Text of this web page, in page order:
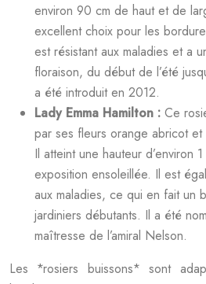
environ 90 cm de haut et de
excellent choix pour les
est résistant aux maladies et a
floraison, du début de l’été
a été introduit en 2012.
Lady Emma Hamilton : Ce
par ses fleurs orange abricot
Il atteint une hauteur d’environ
exposition ensoleillée. Il est
aux maladies, ce qui en fait un
jardiniers débutants. Il a été
maîtresse de l’amiral Nelson.
Les *rosiers buissons* sont